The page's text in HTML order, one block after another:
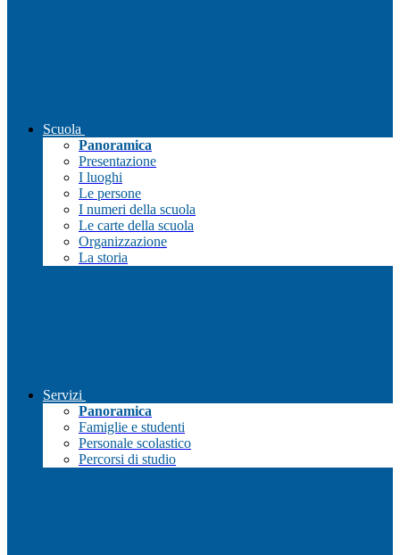
Scuola
Panoramica
Presentazione
I luoghi
Le persone
I numeri della scuola
Le carte della scuola
Organizzazione
La storia
Servizi
Panoramica
Famiglie e studenti
Personale scolastico
Percorsi di studio